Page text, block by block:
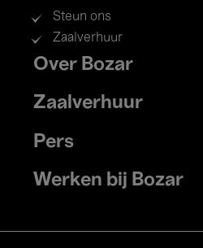
Steun ons
Zaalverhuur
Footer
menu
Over Bozar
Zaalverhuur
Pers
Werken bij Bozar